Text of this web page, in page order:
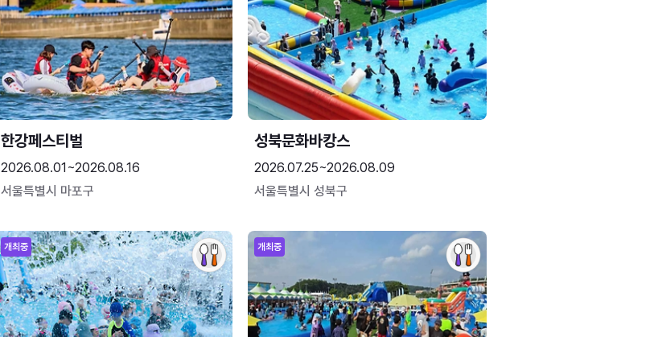
한강페스티벌
2026.08.01~2026.08.16
서울특별시 마포구
성북문화바캉스
2026.07.25~2026.08.09
서울특별시 성북구
개최중 개최중